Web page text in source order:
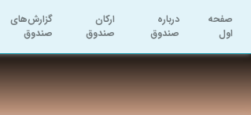
صفحه
اول
درباره
صندوق
ارکان
صندوق
گزارش‌های
صندوق